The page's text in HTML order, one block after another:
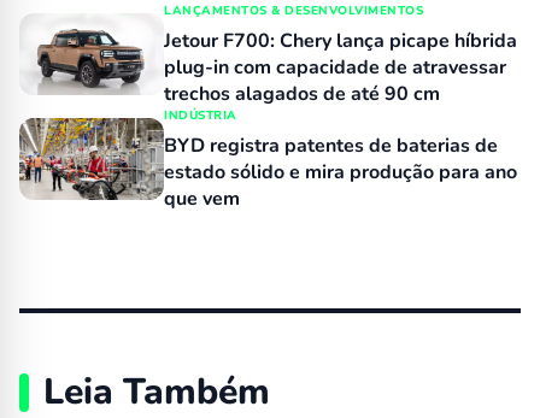
LANÇAMENTOS & DESENVOLVIMENTOS
Jetour F700: Chery lança picape híbrida
plug-in com capacidade de atravessar
trechos alagados de até 90 cm
INDÚSTRIA
BYD registra patentes de baterias de
estado sólido e mira produção para ano
que vem
Leia Também